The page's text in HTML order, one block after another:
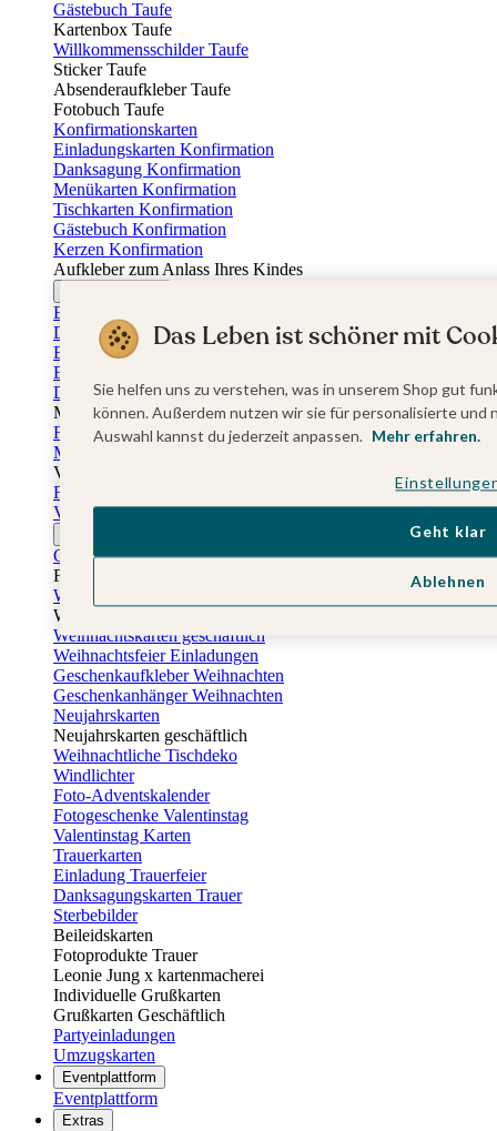
Gästebuch Taufe
Kartenbox Taufe
Willkommensschilder Taufe
Sticker Taufe
Absenderaufkleber Taufe
Fotobuch Taufe
Konfirmationskarten
Einladungskarten Konfirmation
Danksagung Konfirmation
Menükarten Konfirmation
Tischkarten Konfirmation
Gästebuch Konfirmation
Kerzen Konfirmation
Aufkleber zum Anlass Ihres Kindes
Einladungskarten Firmung
Dankeskarten Firmung
Einschulungskarten
Einladungskarten Einschulung
Danksagung Einschulung
Muttertag
Fotogeschenke Muttertag
Muttertagskarten
Vatertag
Fotogeschenke Vatertag
Vatertagskarten
Osterkarten
Fotogeschenke zu Ostern
Weihnachtskarten
Weihnachtskarten selbst gestalten
Weihnachtskarten geschäftlich
Weihnachtsfeier Einladungen
Geschenkaufkleber Weihnachten
Geschenkanhänger Weihnachten
Neujahrskarten
Neujahrskarten geschäftlich
Weihnachtliche Tischdeko
Windlichter
Foto-Adventskalender
Fotogeschenke Valentinstag
Valentinstag Karten
Trauerkarten
Einladung Trauerfeier
Danksagungskarten Trauer
Sterbebilder
Beileidskarten
Fotoprodukte Trauer
Leonie Jung x kartenmacherei
Individuelle Grußkarten
Grußkarten Geschäftlich
Partyeinladungen
Umzugskarten
Eventplattform
Eventplattform
Extras
Das Leben ist schöner mit
Sie helfen uns zu verstehen, was in unserem Shop gut
können. Außerdem nutzen wir sie für personalisierte
Auswahl kannst du jederzeit anpassen. Mehr erfahren.
Ablehnen
Geht klar